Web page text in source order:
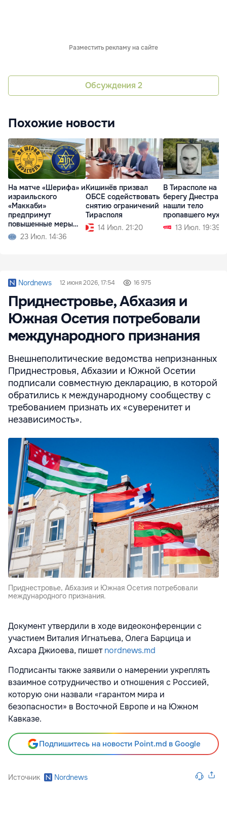
Разместить рекламу на сайте
Обсуждения 2
Похожие новости
На матче «Шерифа» и
израильского
«Маккаби»
предпримут
повышенные меры
безопасности
23 Июл. 14:36
Кишинёв призвал
ОБСЕ содействовать
снятию ограничений
Тирасполя
14 Июл. 21:20
В Тирасполе на
берегу Днестра
нашли тело
пропавшего
13 Июл. 19:39
Nordnews 12 июня 2026, 17:54 16 975
Приднестровье, Абхазия и
Южная Осетия потребовали
международного признания
Внешнеполитические ведомства непризнанных
Приднестровья, Абхазии и Южной Осетии
подписали совместную декларацию, в которой
обратились к международному сообществу с
требованием признать их «суверенитет и
независимость».
Приднестровье, Абхазия и Южная Осетия потребовали
международного признания.
Документ утвердили в ходе видеоконференции с
участием Виталия Игнатьева, Олега Барцица и
Ахсара Джиоева, пишетnordnews.md
Подписанты также заявили о намерении укреплять
взаимное сотрудничество и отношения с Россией,
которую они назвали «гарантом мира и
безопасности» в Восточной Европе и на Южном
Кавказе.
Подпишитесь на новости Point.md в Google
Источник Nordnews